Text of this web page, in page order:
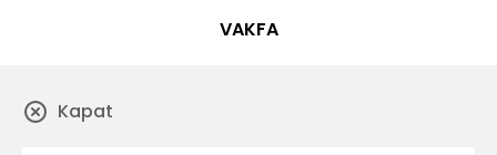
VAKFA
Kapat